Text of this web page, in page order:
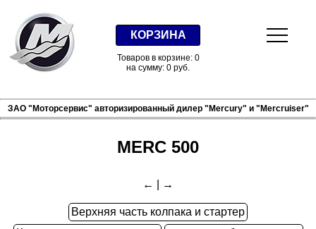
КОРЗИНА
Товаров в корзине: 0
на сумму: 0 руб.
ЗАО "Моторсервис" авторизированный дилер "Mercury" и "Mercruiser"
MERC 500
← →
Верхняя часть колпака и стартер